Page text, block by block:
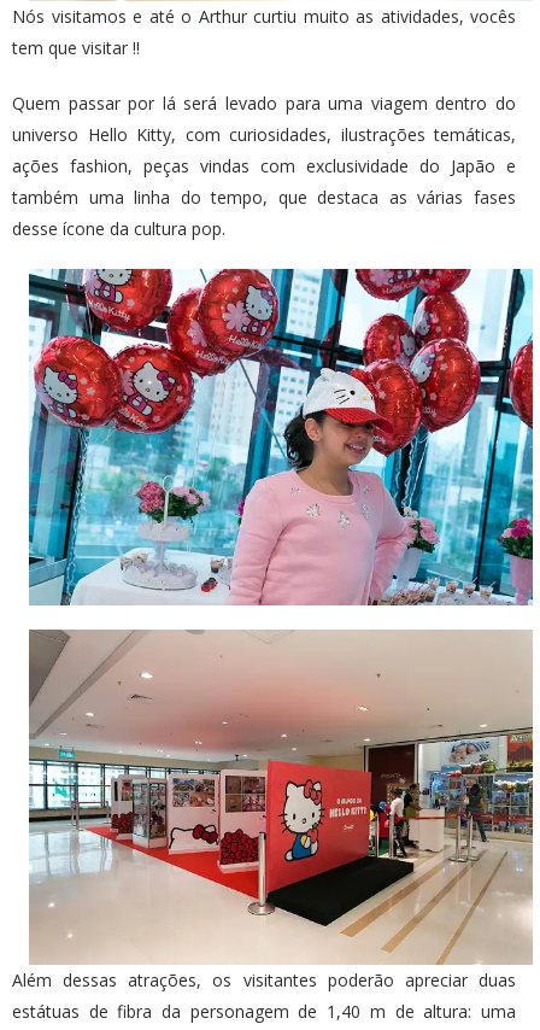
Nós visitamos e até o Arthur curtiu muito as atividades, vocês
tem que visitar !!
Quem passar por lá será levado para uma viagem dentro do
universo Hello Kitty, com curiosidades, ilustrações temáticas,
ações fashion, peças vindas com exclusividade do Japão e
também uma linha do tempo, que destaca as várias fases
desse ícone da cultura pop.
Além dessas atrações, os visitantes poderão apreciar duas
estátuas de fibra da personagem de 1,40 m de altura: uma